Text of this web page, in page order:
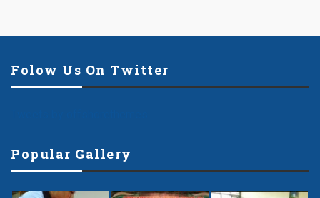
Folow Us On Twitter
Popular Gallery